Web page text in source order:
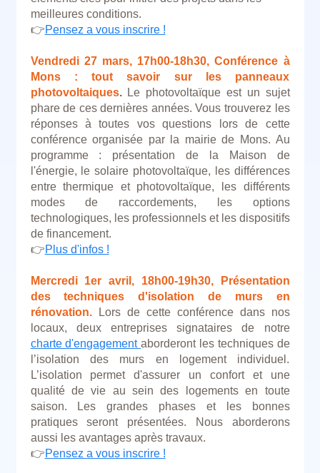
meilleures conditions.
👉Pensez a vous inscrire !
Vendredi 27 mars, 17h00-18h30, Conférence à
Mons : tout savoir sur les panneaux
photovoltaiques. Le photovoltaïque est un sujet
phare de ces dernières années. Vous trouverez les
réponses à toutes vos questions lors de cette
conférence organisée par la mairie de Mons. Au
programme : présentation de la Maison de
l'énergie, le solaire photovoltaïque, les différences
entre thermique et photovoltaïque, les différents
modes de raccordements, les options
technologiques, les professionnels et les dispositifs
de financement.
👉Plus d'infos !
Mercredi 1er avril, 18h00-19h30, Présentation
des techniques d'isolation de murs en
rénovation.
Lors de cette conférence dans nos
locaux, deux entreprises signataires de notre
charte d'engagementaborderont les techniques de
l’isolation des murs en logement individuel.
L’isolation permet d'assurer un confort et une
qualité de vie au sein des logements en toute
saison. Les grandes phases et les bonnes
pratiques seront présentées. Nous aborderons
aussi les avantages après travaux.
👉Pensez a vous inscrire !